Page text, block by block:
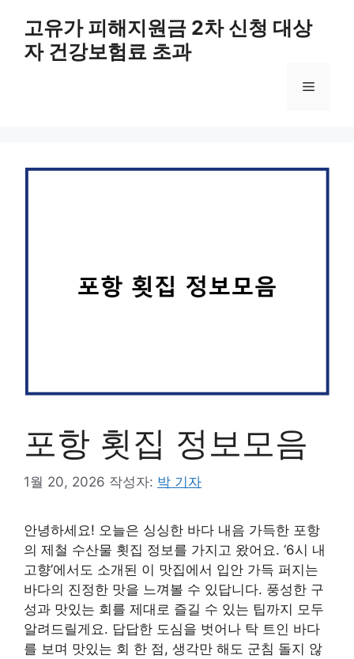
고유가 피해지원금 2차 신청 대상
자 건강보험료 초과
메
포항 횟집 정보모음
1월 20, 2026 작성자: 박 기자
안녕하세요! 오늘은 싱싱한 바다 내음 가득한 포항
의 제철 수산물 횟집 정보를 가지고 왔어요. ‘6시 내
고향’에서도 소개된 이 맛집에서 입안 가득 퍼지는
바다의 진정한 맛을 느껴볼 수 있답니다. 풍성한 구
성과 맛있는 회를 제대로 즐길 수 있는 팁까지 모두
알려드릴게요. 답답한 도심을 벗어나 탁 트인 바다
를 보며 맛있는 회 한 점, 생각만 해도 군침 돌지 않